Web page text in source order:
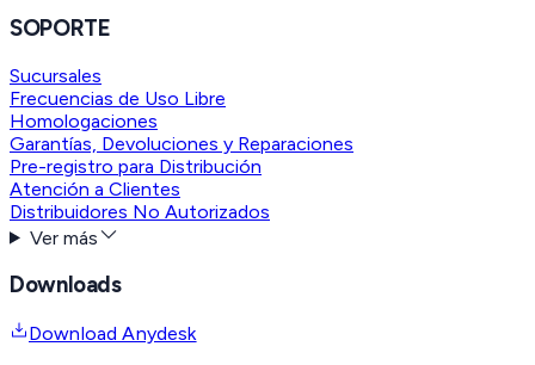
SOPORTE
Sucursales
Frecuencias de Uso Libre
Homologaciones
Garantías, Devoluciones y Reparaciones
Pre-registro para Distribución
Atención a Clientes
Distribuidores No Autorizados
Ver más
Downloads
Download Anydesk